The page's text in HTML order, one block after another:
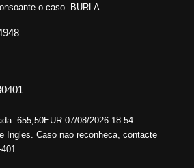
o caso. BURLA
655,50EUR 07/08/2026 18:54
Ingles. Caso nao reconheca, contacte